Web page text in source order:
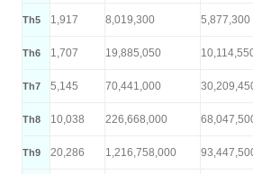
Th5 1,917 8,019,300 5,877,300
Th6 1,707 19,885,050
Th7 5,145 70,441,000
Th8 10,038 226,668,000
Th9 20,286 1,216,758,000